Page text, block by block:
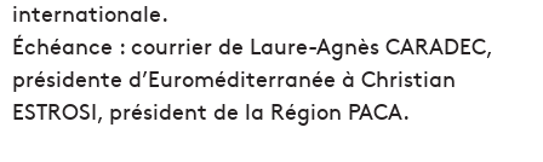
internationale.
Échéance : courrier de Laure-Agnès CARADEC,
présidente d’Euroméditerranée à Christian
ESTROSI, président de la Région PACA.